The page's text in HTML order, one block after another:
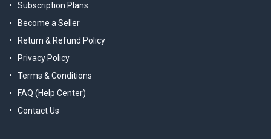
Subscription Plans
Become a Seller
Return & Refund Policy
Privacy Policy
Terms & Conditions
FAQ (Help Center)
Contact Us